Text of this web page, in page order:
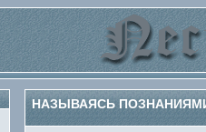
НАЗЫВАЯСЬ